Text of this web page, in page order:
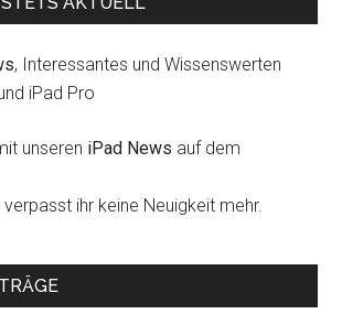
, Interessantes und Wissenswerten
iPad Pro
unseren iPad News auf dem
ihr keine Neuigkeit mehr.